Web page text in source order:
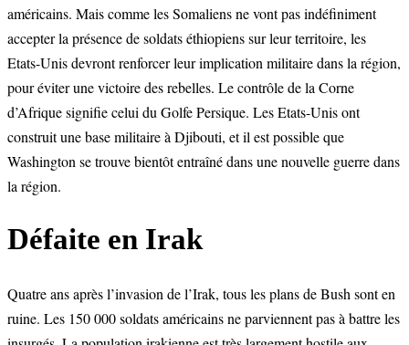
américains. Mais comme les Somaliens ne vont pas indéfiniment
accepter la présence de soldats éthiopiens sur leur territoire, les
Etats-Unis devront renforcer leur implication militaire dans la région,
pour éviter une victoire des rebelles. Le contrôle de la Corne
d’Afrique signifie celui du Golfe Persique. Les Etats-Unis ont
construit une base militaire à Djibouti, et il est possible que
Washington se trouve bientôt entraîné dans une nouvelle guerre dans
la région.
Défaite en Irak
Quatre ans après l’invasion de l’Irak, tous les plans de Bush sont en
ruine. Les 150 000 soldats américains ne parviennent pas à battre les